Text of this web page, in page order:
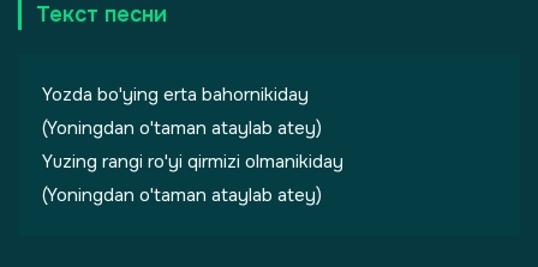
Текст песни
Yozda bo'ying erta bahornikiday
(Yoningdan o'taman ataylab atey)
Yuzing rangi ro'yi qirmizi olmanikiday
(Yoningdan o'taman ataylab atey)